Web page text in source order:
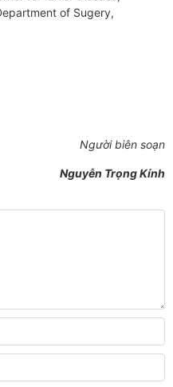
of Sugery,
Người biên soạn
Nguyễn Trọng Kính